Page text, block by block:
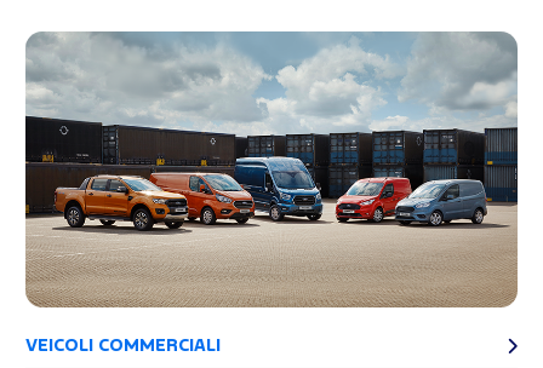
VEICOLI COMMERCIALI